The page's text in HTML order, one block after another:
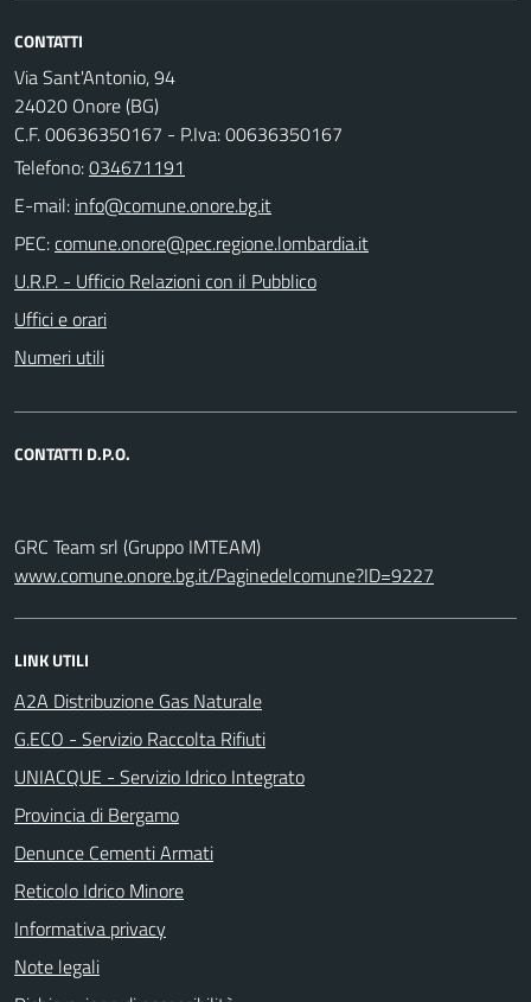
CONTATTI
Via Sant'Antonio, 94
24020 Onore (BG)
C.F. 00636350167 - P.Iva: 00636350167
Telefono:034671191
E-mail:
PEC:
U.R.P. - Ufficio Relazioni con il Pubblico
Uffici e orari
Numeri utili
CONTATTI D.P.O.
GRC Team srl (Gruppo IMTEAM)
www.comune.onore.bg.it/Paginedelcomune?ID=9227
LINK UTILI
A2A Distribuzione Gas Naturale
G.ECO - Servizio Raccolta Rifiuti
UNIACQUE - Servizio Idrico Integrato
Provincia di Bergamo
Denunce Cementi Armati
Reticolo Idrico Minore
Informativa privacy
Note legali